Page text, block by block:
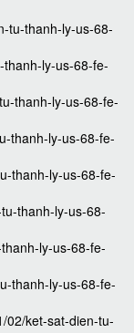
tu-thanh-ly-us-68-
ly-us-68-fe-
thanh-ly-us-68-fe-
thanh-ly-us-68-fe-
thanh-ly-us-68-fe-
thanh-ly-us-68-
ly-us-68-fe-
thanh-ly-us-68-fe-
02/ket-sat-dien-tu-